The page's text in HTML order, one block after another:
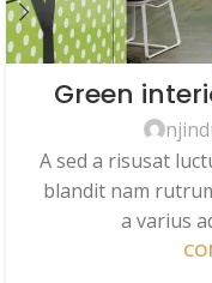
Green
A sed a risusat
blandit nam
a varius